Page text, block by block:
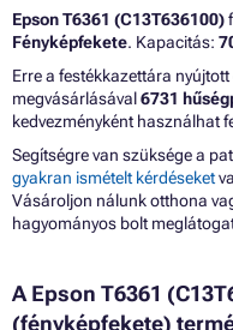
Epson T6361 (C13T636100)
Fényképfekete. Kapacitás:
Erre a festékkazettára
megvásárlásával6731
kedvezményként használhat
Segítségre van szüksége a
gyakran ismételt kérdéseket
Vásároljon nálunk otthona
hagyományos bolt
A Epson T6361
(fényképfekete)